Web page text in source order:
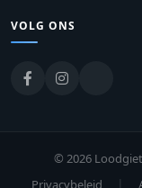
VOLG ONS
© 2026
Privacybeleid